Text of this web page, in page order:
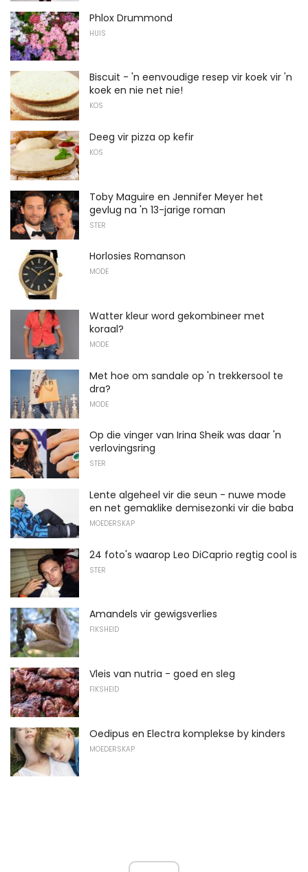
Phlox Drummond
HUIS
Biscuit - 'n eenvoudige resep vir koek vir 'n
koek en nie net nie!
KOS
Deeg vir pizza op kefir
KOS
Toby Maguire en Jennifer Meyer het
gevlug na 'n 13-jarige roman
STER
Horlosies Romanson
MODE
Watter kleur word gekombineer met
koraal?
MODE
Met hoe om sandale op 'n trekkersool te
dra?
MODE
Op die vinger van Irina Sheik was daar 'n
verlovingsring
STER
Lente algeheel vir die seun - nuwe mode
en net gemaklike demisezonki vir die baba
MOEDERSKAP
24 foto's waarop Leo DiCaprio regtig cool is
STER
Amandels vir gewigsverlies
FIKSHEID
Vleis van nutria - goed en sleg
FIKSHEID
Oedipus en Electra komplekse by kinders
MOEDERSKAP